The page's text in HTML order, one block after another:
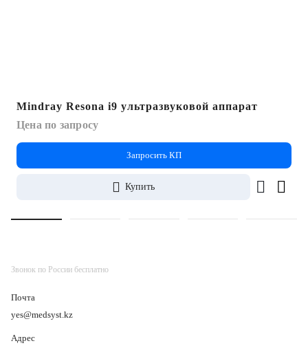
Mindray Resona i9 ультразвуковой аппарат
Цена по запросу
Запросить КП
Купить
Звонок по России бесплатно
Почта
yes@medsyst.kz
Адрес